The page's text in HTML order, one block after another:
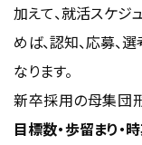
加えて、就活スケジ
めば、認知、応募、
なります。
新卒採用の母集団
目標数・歩留まり